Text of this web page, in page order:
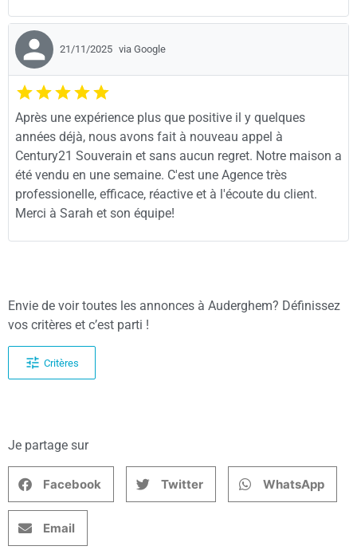
21/11/2025 via Google
Après une expérience plus que positive il y quelques
années déjà, nous avons fait à nouveau appel à
Century21 Souverain et sans aucun regret. Notre maison a
été vendu en une semaine. C'est une Agence très
professionelle, efficace, réactive et à l'écoute du client.
Merci à Sarah et son équipe!
Envie de voir toutes les annonces à Auderghem? Définissez
vos critères et c’est parti !
Critères
Je partage sur
Facebook Twitter WhatsApp
Email